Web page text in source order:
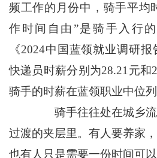
频工作的月份中，骑手平均
作时间自由”是骑手入行
《2024中国蓝领就业调研
快递员时薪分别为28.21元和
骑手的时薪在蓝领职业中位列
骑手往往处在城乡流动
过渡的夹层里。有人要养家
也有人只是需要一份时间可